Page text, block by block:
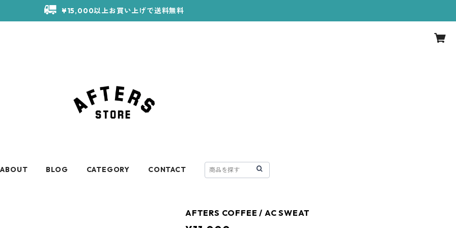
¥15,000以上お買い上げで送料無料
ABOUT BLOG CATEGORY CONTACT
AFTERS COFFEE / AC SWEAT